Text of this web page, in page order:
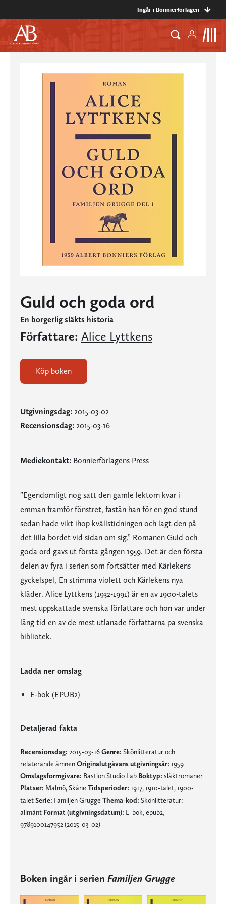
Ingår i Bonnierförlagen
Guld och goda ord
En borgerlig släkts historia
Författare: Alice Lyttkens
Köp boken
Utgivningsdag: 2015-03-02
Recensionsdag: 2015-03-16
Mediekontakt: Bonnierförlagens Press
”Egendomligt nog satt den gamle lektorn kvar i
emman framför fönstret, fastän han för en god stund
sedan hade vikt ihop kvällstidningen och lagt den på
det lilla bordet vid sidan om sig.” Romanen Guld och
goda ord gavs ut första gången 1959. Det är den första
delen av fyra i serien som fortsätter med Kärlekens
gyckelspel, En strimma violett och Kärlekens nya
kläder. Alice Lyttkens (1932-1991) är en av 1900-talets
mest uppskattade svenska författare och hon var under
lång tid en av de mest utlånade författarna på svenska
bibliotek.
Ladda ner omslag
E-bok (EPUB2)
Detaljerad fakta
Recensionsdag: 2015-03-16Genre: Skönlitteratur och
relaterande ämnenOriginalutgåvans utgivningsår: 1959
Omslagsformgivare: Bastion Studio Lab Boktyp: släktromaner
Platser: Malmö, Skåne Tidsperioder: 1917, 1910-talet, 1900-
taletSerie: Familjen Grugge Thema-kod: Skönlitteratur:
allmänt Format (utgivningsdatum): E-bok, epub2,
9789100147952 (2015-03-02)
Boken ingår i serien Familjen Grugge